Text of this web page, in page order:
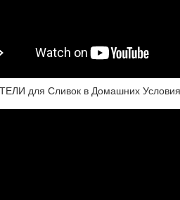
для Сливок в Домашних